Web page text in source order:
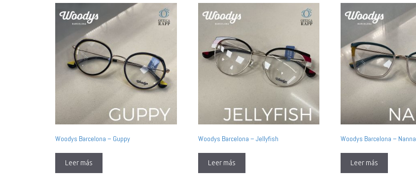
Woodys Barcelona – Guppy
Leer más
Woodys Barcelona – Jellyfish
Leer más
Woodys Barcelona – Nanna
Leer más